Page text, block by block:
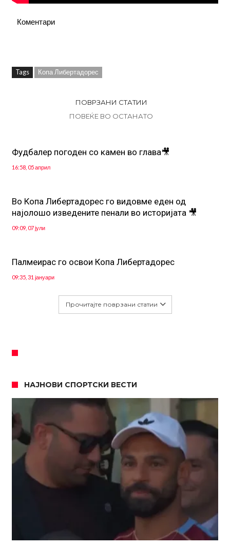
Коментари
Tags Копа Либертадорес
ПОВРЗАНИ СТАТИИ
ПОВЕЌЕ ВО ОСТАНАТО
Фудбалер погоден со камен во глава🎥
16:58, 05 април
Во Копа Либертадорес го видовме еден од
најолошо изведените пенали во историјата 🎥
09:09, 07 јули
Палмеирас го освои Копа Либертадорес
09:35, 31 јануари
Прочитајте поврзани статии
НАЈНОВИ СПОРТСКИ ВЕСТИ